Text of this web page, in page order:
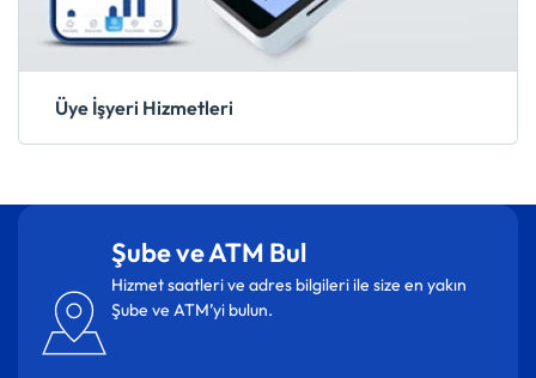
Üye İşyeri Hizmetleri
Şube ve ATM Bul
Hizmet saatleri ve adres bilgileri ile size en yakın
Şube ve ATM’yi bulun.